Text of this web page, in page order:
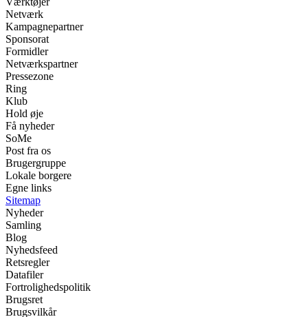
Netværk
Kampagnepartner
Sponsorat
Formidler
Netværkspartner
Pressezone
Ring
Klub
Hold øje
Få nyheder
SoMe
Post fra os
Brugergruppe
Lokale borgere
Egne links
Sitemap
Nyheder
Samling
Blog
Nyhedsfeed
Retsregler
Datafiler
Fortrolighedspolitik
Brugsret
Brugsvilkår